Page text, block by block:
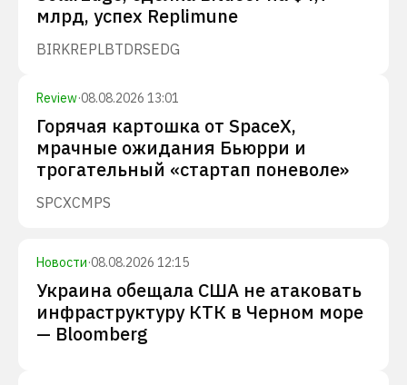
млрд, успех Replimune
BIRKREPLBTDRSEDG
Review·08.08.2026 13:01
Горячая картошка от SpaceX,
мрачные ожидания Бьюрри и
трогательный «стартап поневоле»
SPCXCMPS
Новости·08.08.2026 12:15
Украина обещала США не атаковать
инфраструктуру КТК в Черном море
— Bloomberg